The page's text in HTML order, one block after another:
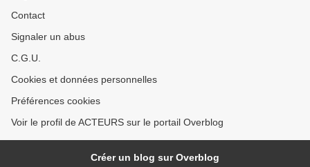
Contact
Signaler un abus
C.G.U.
Cookies et données personnelles
Préférences cookies
Voir le profil de ACTEURS sur le portail Overblog
Créer un blog sur Overblog